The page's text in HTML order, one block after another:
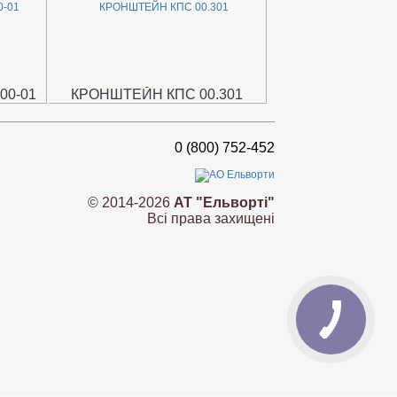
01 КРОНШТЕЙН КПС 00.301
0 (800) 752-452
© 2014-2026 АТ "Ельворті"
Всі права захищені